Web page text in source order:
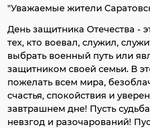
"Уважаемые жители
День защитника Отечества -
тех, кто воевал, служил,
выбрать военный путь или
защитником своей семьи. В
пожелать всем мира,
счастья, спокойствия и
завтрашнем дне! Пусть
невзгод и разочарований!